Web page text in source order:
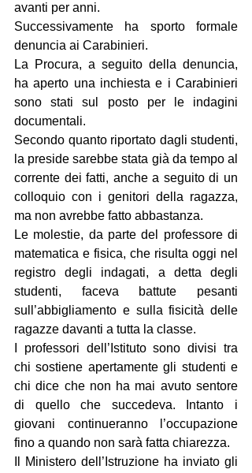
avanti per anni.
Successivamente ha sporto formale
denuncia ai Carabinieri.
La Procura, a seguito della denuncia,
ha aperto una inchiesta e i Carabinieri
sono stati sul posto per le indagini
documentali.
Secondo quanto riportato dagli studenti,
la preside sarebbe stata già da tempo al
corrente dei fatti, anche a seguito di un
colloquio con i genitori della ragazza,
ma non avrebbe fatto abbastanza.
Le molestie, da parte del professore di
matematica e fisica, che risulta oggi nel
registro degli indagati, a detta degli
studenti, faceva battute pesanti
sull’abbigliamento e sulla fisicità delle
ragazze davanti a tutta la classe.
I professori dell’Istituto sono divisi tra
chi sostiene apertamente gli studenti e
chi dice che non ha mai avuto sentore
di quello che succedeva. Intanto i
giovani continueranno l’occupazione
fino a quando non sarà fatta chiarezza.
Il Ministero dell’Istruzione ha inviato gli